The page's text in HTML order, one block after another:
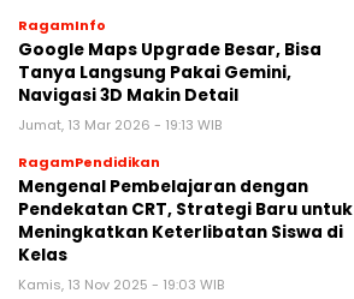
RagamInfo
Google Maps Upgrade Besar, Bisa
Tanya Langsung Pakai Gemini,
Navigasi 3D Makin Detail
Jumat, 13 Mar 2026 - 19:13 WIB
RagamPendidikan
Mengenal Pembelajaran dengan
Pendekatan CRT, Strategi Baru untuk
Meningkatkan Keterlibatan Siswa di
Kelas
Kamis, 13 Nov 2025 - 19:03 WIB